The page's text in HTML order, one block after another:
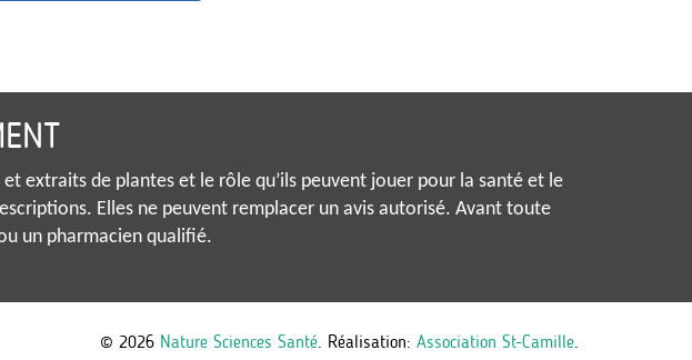
extraits de plantes et le rôle qu’ils peuvent jouer pour la santé et le
Elles ne peuvent remplacer un avis autorisé. Avant toute
un pharmacien qualifié.
© 2026 Nature Sciences Santé Réalisation: Association St-Camille